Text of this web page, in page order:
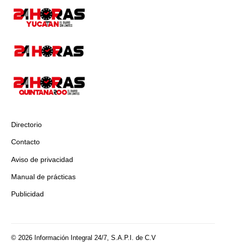
Directorio
Contacto
Aviso de privacidad
Manual de prácticas
Publicidad
© 2026 Información Integral 24/7, S.A.P.I. de C.V